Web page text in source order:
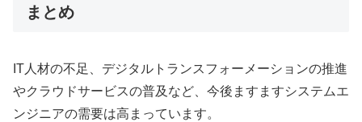
まとめ
IT人材の不足、デジタルトランスフォーメーションの推進
やクラウドサービスの普及など、今後ますますシステムエ
ンジニアの需要は高まっています。